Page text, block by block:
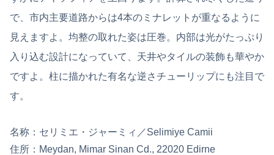
で、市内主要道路からは4本のミナレットが重なるように
見えますよ。均整の取れた姿は圧巻。内部は光がたっぷり
入り込む設計になっていて、天井やタイルの装飾も華やか
ですよ。柱に描かれた有名な逆さチューリップにも注目で
す。
名称：セリミエ・ジャーミィ／Selimiye Camii
住所：Meydan, Mimar Sinan Cd., 22020 Edirne